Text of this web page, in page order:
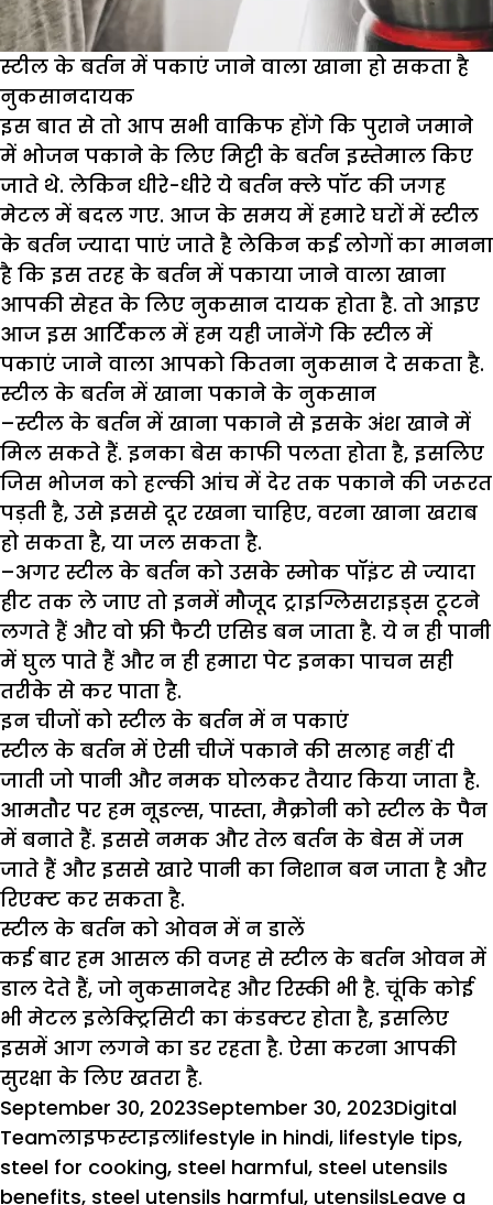
स्टील के बर्तन में पकाएं जाने वाला खाना हो सकता है
नुकसानदायक
इस बात से तो आप सभी वाकिफ होंगे कि पुराने जमाने
में भोजन पकाने के लिए मिट्टी के बर्तन इस्तेमाल किए
जाते थे. लेकिन धीरे-धीरे ये बर्तन क्ले पॉट की जगह
मेटल में बदल गए. आज के समय में हमारे घरों में स्टील
के बर्तन ज्यादा पाएं जाते है लेकिन कई लोगों का मानना
है कि इस तरह के बर्तन में पकाया जाने वाला खाना
आपकी सेहत के लिए नुकसान दायक होता है. तो आइए
आज इस आर्टिकल में हम यही जानेंगे कि स्टील में
पकाएं जाने वाला आपको कितना नुकसान दे सकता है.
स्टील के बर्तन में खाना पकाने के नुकसान
–स्टील के बर्तन में खाना पकाने से इसके अंश खाने में
मिल सकते हैं. इनका बेस काफी पलता होता है, इसलिए
जिस भोजन को हल्की आंच में देर तक पकाने की जरूरत
पड़ती है, उसे इससे दूर रखना चाहिए, वरना खाना खराब
हो सकता है, या जल सकता है.
–अगर स्टील के बर्तन को उसके स्मोक पॉइंट से ज्यादा
हीट तक ले जाए तो इनमें मौजूद ट्राइग्लिसराइड्स टूटने
लगते हैं और वो फ्री फैटी एसिड बन जाता है. ये न ही पानी
में घुल पाते हैं और न ही हमारा पेट इनका पाचन सही
तरीके से कर पाता है.
इन चीजों को स्टील के बर्तन में न पकाएं
स्टील के बर्तन में ऐसी चीजें पकाने की सलाह नहीं दी
जाती जो पानी और नमक घोलकर तैयार किया जाता है.
आमतौर पर हम नूडल्स, पास्ता, मैक्रोनी को स्टील के पैन
में बनाते हैं. इससे नमक और तेल बर्तन के बेस में जम
जाते हैं और इससे खारे पानी का निशान बन जाता है और
रिएक्ट कर सकता है.
स्टील के बर्तन को ओवन में न डालें
कई बार हम आसल की वजह से स्टील के बर्तन ओवन में
डाल देते हैं, जो नुकसानदेह और रिस्की भी है. चूंकि कोई
भी मेटल इलेक्ट्रिसिटी का कंडक्टर होता है, इसलिए
इसमें आग लगने का डर रहता है. ऐसा करना आपकी
सुरक्षा के लिए खतरा है.
Posted
on
September 30, 2023September 30, 2023Author
Digital
TeamCategories
लाइफस्टाइलTags
lifestyle in hindi, lifestyle tips,
steel for cooking, steel harmful, steel utensils
benefits, steel utensils harmful, utensilsLeave a